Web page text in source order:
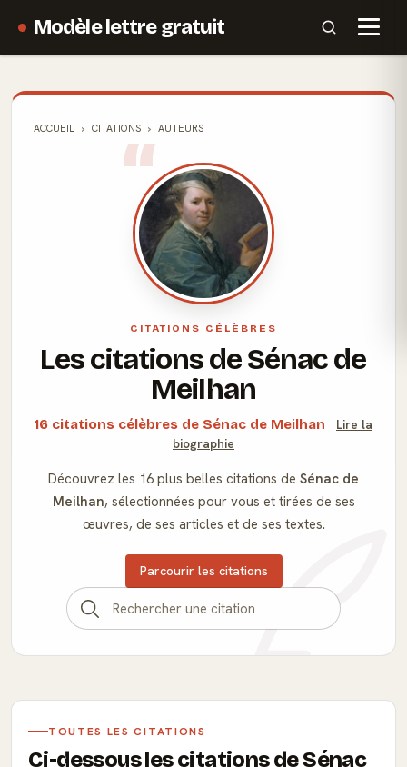
Modèle lettre gratuit
ACCUEIL CITATIONS AUTEURS
CITATIONS CÉLÈBRES
Les citations de Sénac de
Meilhan
16 citations célèbres de Sénac de Meilhan
Lire la
biographie
Découvrez les 16 plus belles citations de Sénac de
Meilhan, sélectionnées pour vous et tirées de ses
œuvres, de ses articles et de ses textes.
Parcourir les citations
TOUTES LES CITATIONS
Ci-dessous les citations de Sénac